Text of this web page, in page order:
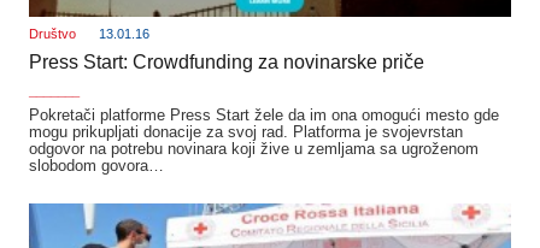
Društvo 13.01.16
Press Start: Crowdfunding za novinarske priče
Pokretači platforme Press Start žele da im ona omogući mesto gde
mogu prikupljati donacije za svoj rad. Platforma je svojevrstan
odgovor na potrebu novinara koji žive u zemljama sa ugroženom
slobodom govora…